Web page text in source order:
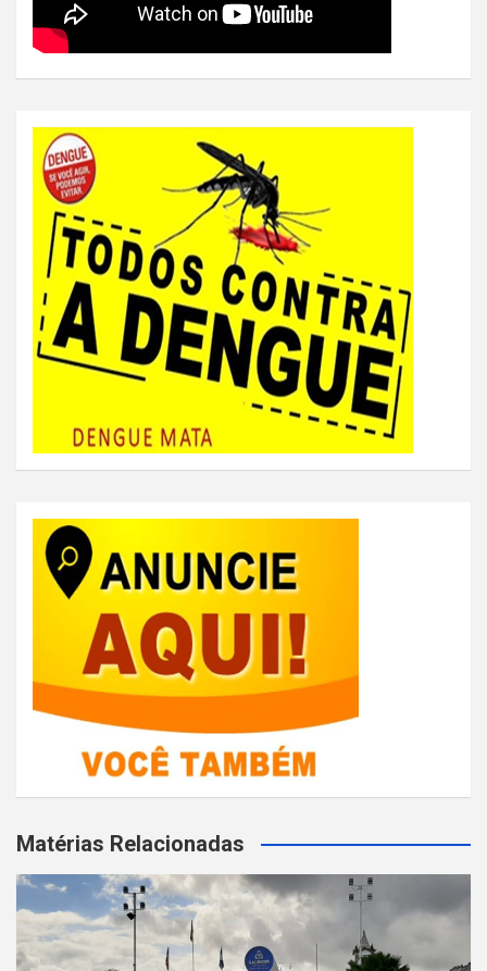
Matérias Relacionadas